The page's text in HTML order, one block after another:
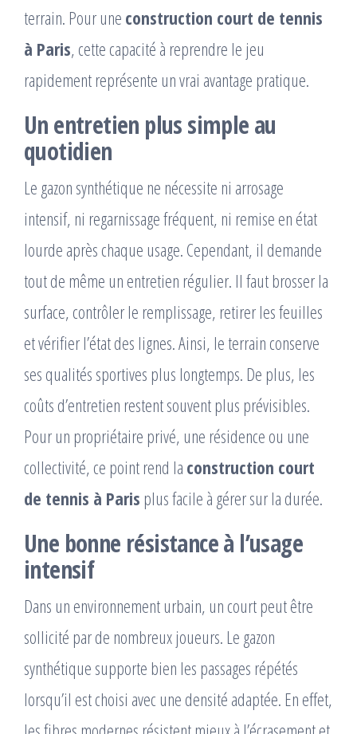
terrain. Pour une construction court de tennis
à Paris, cette capacité à reprendre le jeu
rapidement représente un vrai avantage pratique.
Un entretien plus simple au
quotidien
Le gazon synthétique ne nécessite ni arrosage
intensif, ni regarnissage fréquent, ni remise en état
lourde après chaque usage. Cependant, il demande
tout de même un entretien régulier. Il faut brosser la
surface, contrôler le remplissage, retirer les feuilles
et vérifier l’état des lignes. Ainsi, le terrain conserve
ses qualités sportives plus longtemps. De plus, les
coûts d’entretien restent souvent plus prévisibles.
Pour un propriétaire privé, une résidence ou une
collectivité, ce point rend la construction court
de tennis à Paris plus facile à gérer sur la durée.
Une bonne résistance à l’usage
intensif
Dans un environnement urbain, un court peut être
sollicité par de nombreux joueurs. Le gazon
synthétique supporte bien les passages répétés
lorsqu’il est choisi avec une densité adaptée. En effet,